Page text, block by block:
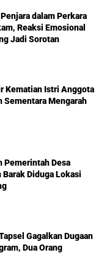
dalam Perkara
Reaksi Emosional
Jadi Sorotan
Kematian Istri Anggota
Sementara Mengarah
Pemerintah Desa
Diduga Lokasi
Gagalkan Dugaan
Dua Orang